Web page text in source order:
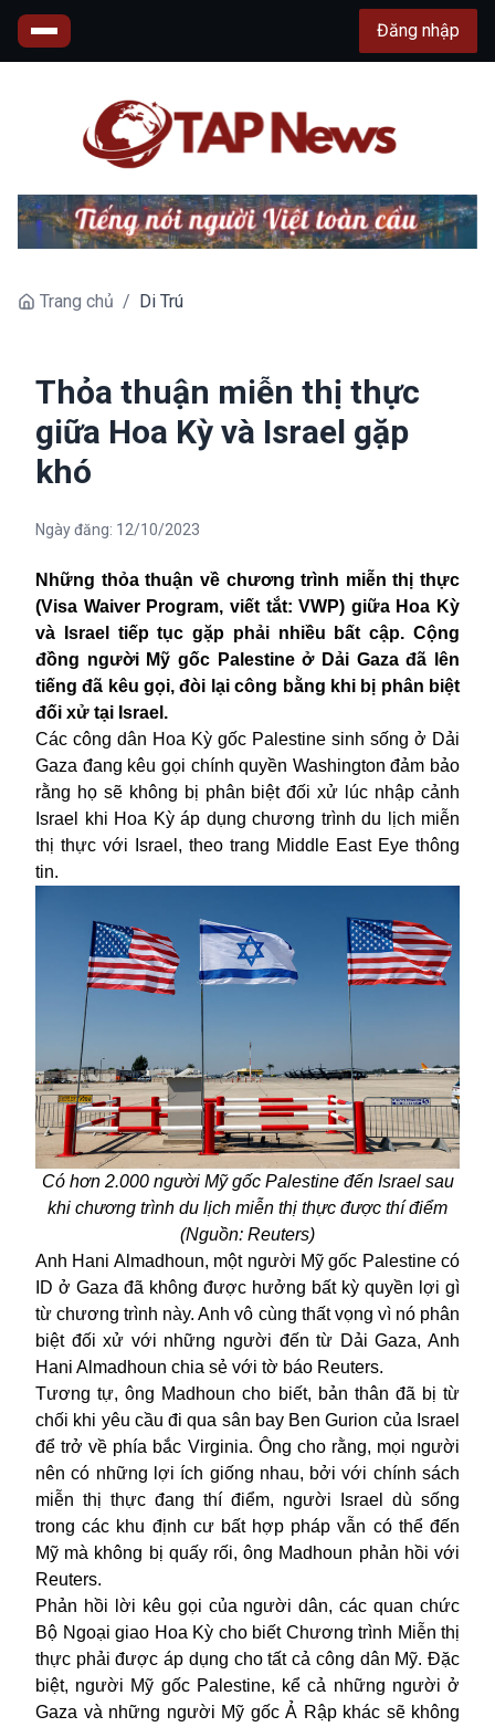
Đăng nhập
Trang chủ / Di Trú
Thỏa thuận miễn thị thực
giữa Hoa Kỳ và Israel gặp
khó
Ngày đăng: 12/10/2023
Những thỏa thuận về chương trình miễn thị thực
(Visa Waiver Program, viết tắt: VWP) giữa Hoa Kỳ
và Israel tiếp tục gặp phải nhiều bất cập. Cộng
đồng người Mỹ gốc Palestine ở Dải Gaza đã lên
tiếng đã kêu gọi, đòi lại công bằng khi bị phân biệt
đối xử tại Israel.
Các công dân Hoa Kỳ gốc Palestine sinh sống ở Dải
Gaza đang kêu gọi chính quyền Washington đảm bảo
rằng họ sẽ không bị phân biệt đối xử lúc nhập cảnh
Israel khi Hoa Kỳ áp dụng chương trình du lịch miễn
thị thực với Israel, theo trang Middle East Eye thông
tin.
Có hơn 2.000 người Mỹ gốc Palestine đến Israel sau
khi chương trình du lịch miễn thị thực được thí điểm
(Nguồn: Reuters)
Anh Hani Almadhoun, một người Mỹ gốc Palestine có
ID ở Gaza đã không được hưởng bất kỳ quyền lợi gì
từ chương trình này. Anh vô cùng thất vọng vì nó phân
biệt đối xử với những người đến từ Dải Gaza, Anh
Hani Almadhoun chia sẻ với tờ báo Reuters.
Tương tự, ông Madhoun cho biết, bản thân đã bị từ
chối khi yêu cầu đi qua sân bay Ben Gurion của Israel
để trở về phía bắc Virginia. Ông cho rằng, mọi người
nên có những lợi ích giống nhau, bởi với chính sách
miễn thị thực đang thí điểm, người Israel dù sống
trong các khu định cưbất hợp pháp vẫn có thể đến
Mỹ mà không bị quấy rối, ông Madhoun phản hồi với
Reuters.
Phản hồi lời kêu gọi của người dân, các quan chức
Bộ Ngoại giao Hoa Kỳ cho biết Chương trình Miễn thị
thực phải được áp dụng cho tất cả công dân Mỹ. Đặc
biệt, người Mỹ gốc Palestine, kể cả những người ở
Gaza và những người Mỹ gốc Ả Rập khác sẽ không